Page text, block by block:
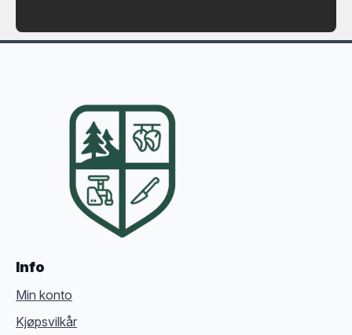
Info
Min konto
Kjøpsvilkår